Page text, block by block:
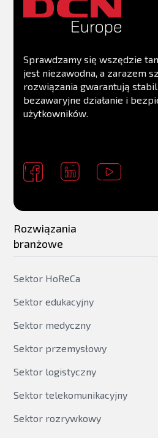
PoE++ Number of ports
VSF Available
PIM Router Available
RPSU
Hot Swap PSU
RPS
Cooling
RAM memory
Sprawdzamy się wszędzie
jest niezawodna, a zarazem
rozwiązania gwarantują
bezawaryjne działanie i
użytkowników.
Rozwiązania
branżowe
Sektor HoReCa
Sektor edukacyjny
Sektor medyczny
Sektor przemysłowy
Sektor logistyczny
Sektor telekomunikacyjny
Sektor rozrywkowy